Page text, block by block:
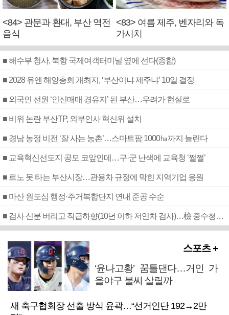
<84> 관문과 환대, 부산 역전
음식
<83> 여름 제주, 벤자리와 독
가시치
■ 해수부 청사, 북항 국제여객터미널 옆에 선다(종합)
■ 2028 유엔 해양총회 개최지, ‘부산이냐 제주냐’ 10일 결정
■ 외국인 선원 ‘인신매매 경유지’ 된 부산…우려가 현실로
■ 비위 논란 부산TP, 외부인사 혁신위 설치
■ 경남 농정 비전 ‘잘 사는 농촌’…스마트팜 1000㏊까지 늘린다
■ 교육혁신선도지 공모 코앞인데…구·군 난색에 교육청 ‘쩔쩔’
■ 르노 못 타는 부산시장…관용차 규정에 막힌 지역기업 응원
■ 마산 원도심 행정·주거복합단지 연내 준공 수순
■ 검사 신분 버리고 직급하향(10년 이하 저연차 검사)…檢 중수청행 기피
스포츠 +
‘윤나고황’ 꿈틀댄다…거인 가
을야구 불씨 살릴까
새 축구협회장 선출 방식 윤곽…“선거인단 192→2만